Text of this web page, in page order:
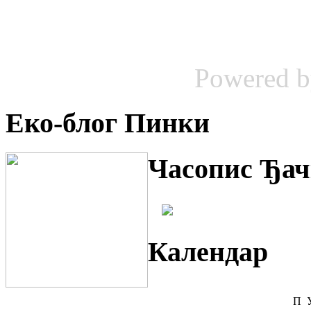
Powered
Еко-блог Пинки
Часопис
Календар
П